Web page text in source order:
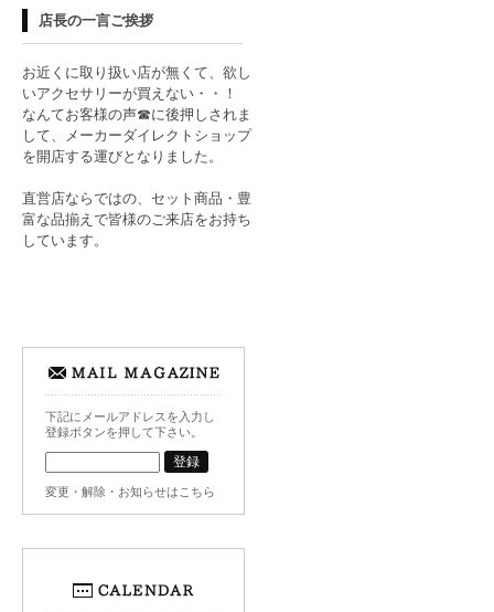
店長の一言ご挨拶
お近くに取り扱い店が無くて、欲し
いアクセサリーが買えない・・！
なんてお客様の声☎に後押しされま
して、メーカーダイレクトショップ
を開店する運びとなりました。
直営店ならではの、セット商品・豊
富な品揃えで皆様のご来店をお持ち
しています。
下記にメールアドレスを入力し
登録ボタンを押して下さい。
変更・解除・お知らせはこちら